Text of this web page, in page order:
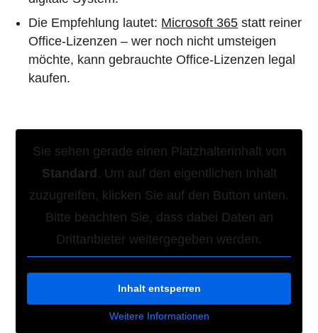
Die Empfehlung lautet: Microsoft 365 statt reiner
Office-Lizenzen – wer noch nicht umsteigen
möchte, kann gebrauchte Office-Lizenzen legal
kaufen.
Sie sehen gerade einen Platzhalterinhalt von
Standard . Um auf den eigentlichen Inhalt
zuzugreifen, klicken Sie auf den Button unten.
Bitte beachten Sie, dass dabei Daten an
Drittanbieter weitergegeben werden.
Inhalt entsperren
Weitere Informationen